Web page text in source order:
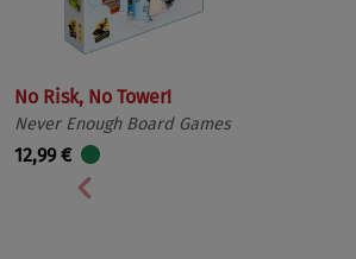
No Risk, No Tower!
Never Enough Board Games
12,99 €
Vorherige